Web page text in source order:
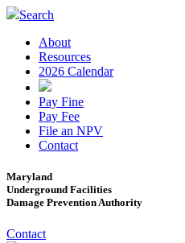
Search
About
Resources
2026 Calendar
Pay Fine
Pay Fee
File an NPV
Contact
Maryland
Underground Facilities
Damage Prevention Authority
Contact